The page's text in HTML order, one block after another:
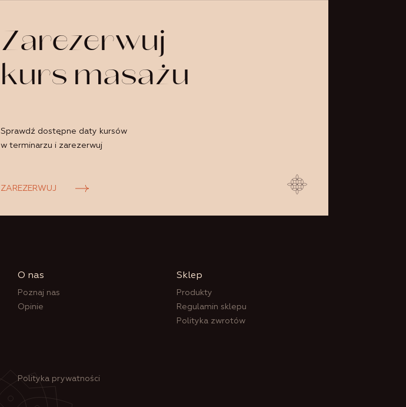
Zarezerwuj
kurs masażu
Sprawdź dostępne daty kursów
w terminarzu i zarezerwuj
ZAREZERWUJ
O nas
Poznaj nas
Opinie
Sklep
Produkty
Regulamin sklepu
Polityka zwrotów
Polityka prywatności